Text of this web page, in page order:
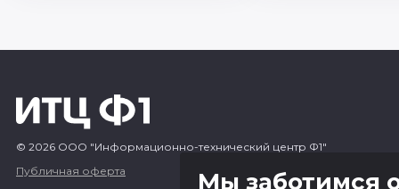
© 2026 ООО "Информационно-технический центр Ф1"
Публичная оферта
Мы заботимся